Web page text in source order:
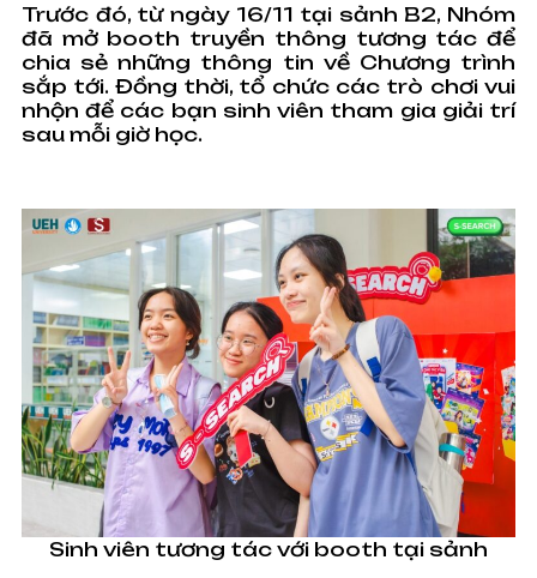
Trước đó, từ ngày 16/11 tại sảnh B2, Nhóm
đã mở booth truyền thông tương tác để
chia sẻ những thông tin về Chương trình
sắp tới. Đồng thời, tổ chức các trò chơi vui
nhộn để các bạn sinh viên tham gia giải trí
sau mỗi giờ học.
Sinh viên tương tác với booth tại sảnh